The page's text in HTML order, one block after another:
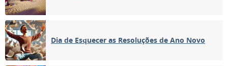
Dia de Esquecer as Resoluções de Ano Novo